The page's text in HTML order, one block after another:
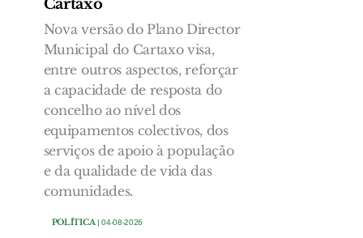
Cartaxo
Nova versão do Plano Director
Municipal do Cartaxo visa,
entre outros aspectos, reforçar
a capacidade de resposta do
concelho ao nível dos
equipamentos colectivos, dos
serviços de apoio à população
e da qualidade de vida das
comunidades.
POLÍTICA | 04-08-2026